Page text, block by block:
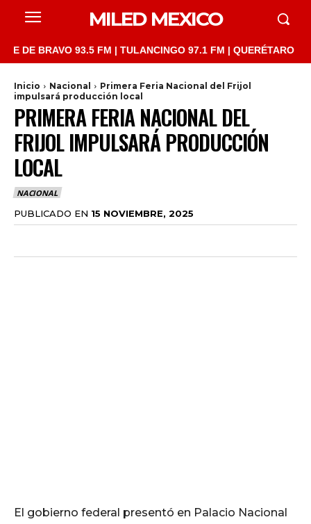
MILED MEXICO
93.5 FM | TULANCINGO 97.1 FM | QUERÉTARO 103.1
Inicio Nacional
Primera Feria Nacional del Frijol
impulsará producción local
PRIMERA FERIA NACIONAL DEL
FRIJOL IMPULSARÁ PRODUCCIÓN
LOCAL
NACIONAL
PUBLICADO EN 15 NOVIEMBRE, 2025
El gobierno federal presentó en Palacio Nacional